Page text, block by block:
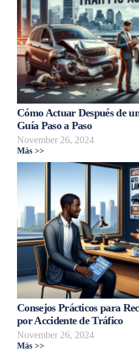
Cómo Actuar Después de
Guía Paso a Paso
November 26, 2024
Más >>
Consejos Prácticos para
por Accidente de Tráfico
November 26, 2024
Más >>